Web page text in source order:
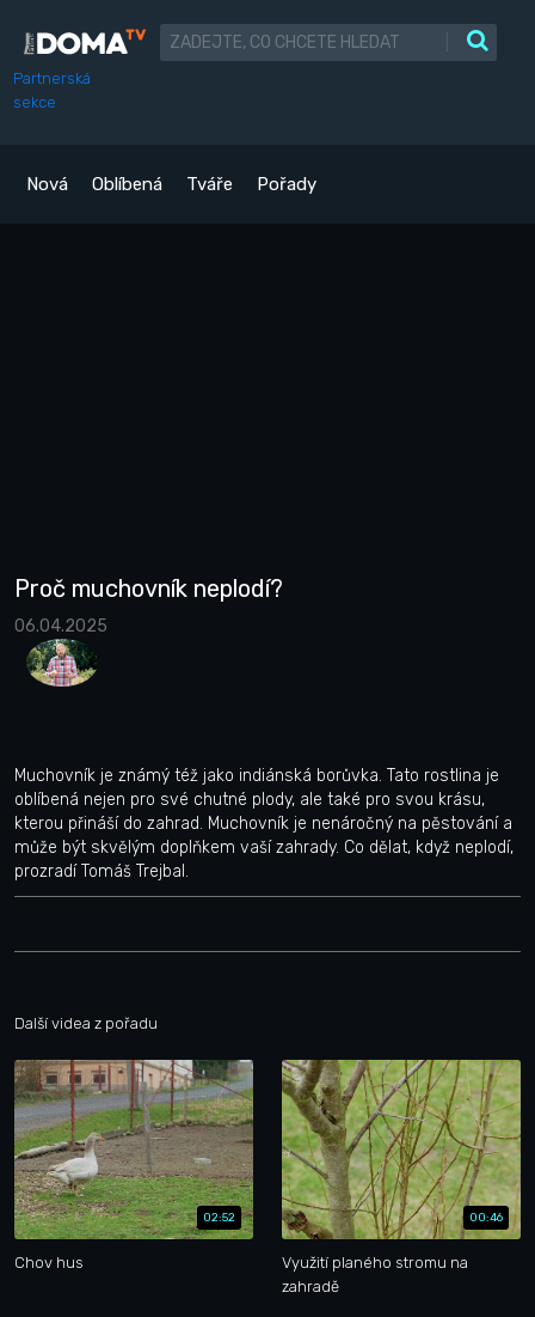
Partnerská
sekce
Nová Oblíbená Tváře Pořady
Proč muchovník neplodí?
06.04.2025
Muchovník je známý též jako indiánská borůvka. Tato rostlina je
oblíbená nejen pro své chutné plody, ale také pro svou krásu,
kterou přináší do zahrad. Muchovník je nenáročný na pěstování a
může být skvělým doplňkem vaší zahrady. Co dělat, když neplodí,
prozradí Tomáš Trejbal.
Další videa z pořadu
02:52
Chov hus
00:46
Využití planého stromu na
zahradě